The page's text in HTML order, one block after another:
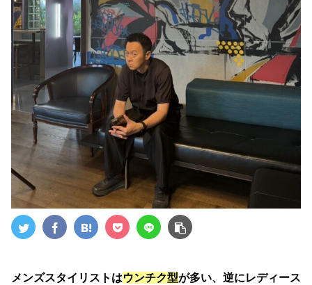
メンズスタイリストはウンチク型が多い、逆にレディース